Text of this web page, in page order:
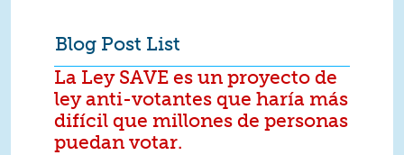
Blog Post List
La Ley SAVE es un proyecto de
ley anti-votantes que haría más
difícil que millones de personas
puedan votar.